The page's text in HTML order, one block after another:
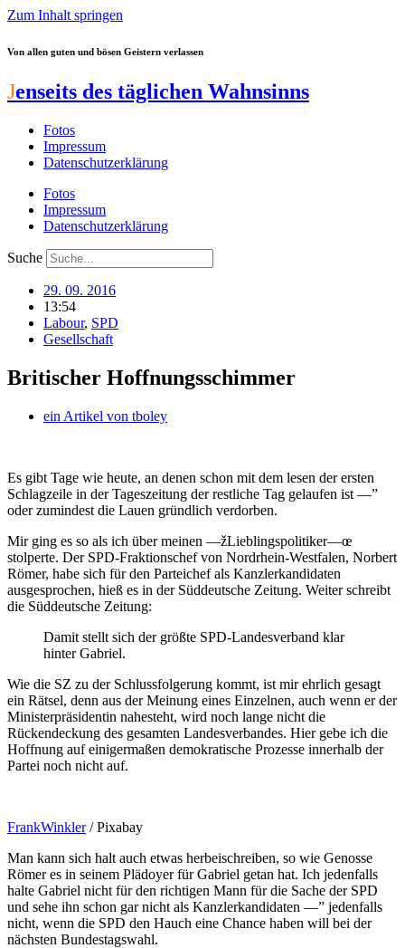
Zum Inhalt springen
Von allen guten und bösen Geistern verlassen
Jenseits des täglichen Wahnsinns
Fotos
Impressum
Datenschutzerklärung
Fotos
Impressum
Datenschutzerklärung
Suche
29. 09. 2016
13:54
Labour, SPD
Gesellschaft
Britischer Hoffnungsschimmer
ein Artikel von tboley
Es gibt Tage wie heute, an denen schon mit dem lesen der ersten
Schlagzeile in der Tageszeitung der restliche Tag gelaufen ist —”
oder zumindest die Lauen gründlich verdorben.
Mir ging es so als ich über meinen —žLieblingspolitiker—œ
stolperte. Der SPD-Fraktionschef von Nordrhein-Westfalen, Norbert
Römer, habe sich für den Parteichef als Kanzlerkandidaten
ausgesprochen, hieß es in der Süddeutsche Zeitung. Weiter schreibt
die Süddeutsche Zeitung:
Damit stellt sich der größte SPD-Landesverband klar
hinter Gabriel.
Wie die SZ zu der Schlussfolgerung kommt, ist mir ehrlich gesagt
ein Rätsel, denn aus der Meinung eines Einzelnen, auch wenn er der
Ministerpräsidentin nahesteht, wird noch lange nicht die
Rückendeckung des gesamten Landesverbandes. Hier gebe ich die
Hoffnung auf einigermaßen demokratische Prozesse innerhalb der
Partei noch nicht auf.
FrankWinkler/ Pixabay
Man kann sich halt auch etwas herbeischreiben, so wie Genosse
Römer es in seinem Plädoyer für Gabriel getan hat. Ich jedenfalls
halte Gabriel nicht für den richtigen Mann für die Sache der SPD
und sehe ihn schon gar nicht als Kanzlerkandidaten —” jedenfalls
nicht, wenn die SPD den Hauch eine Chance haben will bei der
nächsten Bundestagswahl.